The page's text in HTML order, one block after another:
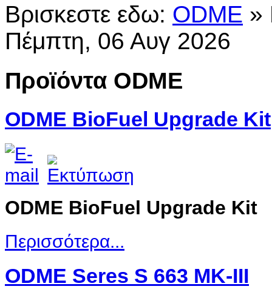
Βρισκεστε εδω: ODME »
Πέμπτη, 06 Αυγ 2026
Προϊόντα ODME
ODME BioFuel Upgrade Kit
ODME BioFuel Upgrade Kit
Περισσότερα...
ODME Seres S 663 MK-III